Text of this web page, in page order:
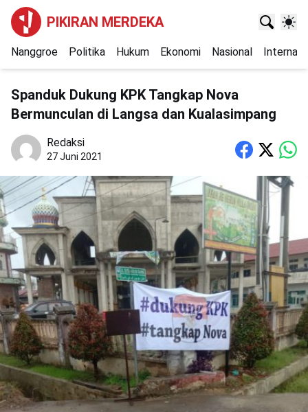
PIKIRAN MERDEKA
Nanggroe Politika Hukum Ekonomi Nasional
Spanduk Dukung KPK Tangkap Nova
Bermunculan di Langsa dan Kualasimpang
Redaksi
27 Juni 2021